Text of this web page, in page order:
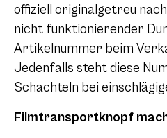
offiziell originalgetreu
nicht funktionierender
Artikelnummer beim
Jedenfalls steht diese
Schachteln bei
Filmtransportknopf